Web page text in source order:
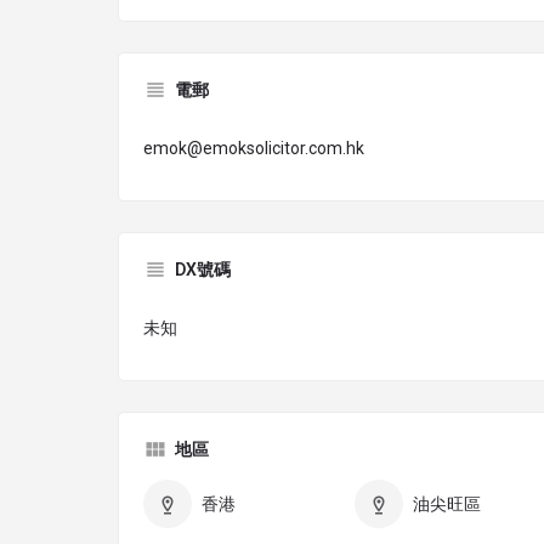
電郵
emok@emoksolicitor.com.hk
DX號碼
未知
地區
香港 油尖旺區